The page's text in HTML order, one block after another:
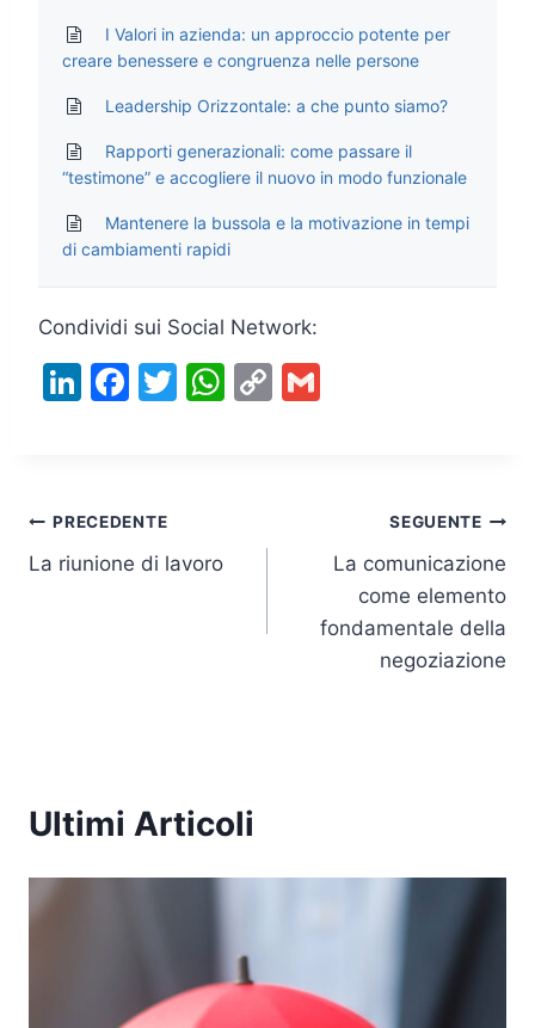
I Valori in azienda: un approccio potente per
creare benessere e congruenza nelle persone
Leadership Orizzontale: a che punto siamo?
Rapporti generazionali: come passare il
“testimone” e accogliere il nuovo in modo funzionale
Mantenere la bussola e la motivazione in tempi
di cambiamenti rapidi
Condividi sui Social Network:
Li
dI
n
F
b
o
T
W C
Navigazione
articoli
PRECEDENTE
La riunione di lavoro
SEGUENTE
La comunicazione
come elemento
fondamentale della
negoziazione
Ultimi Articoli